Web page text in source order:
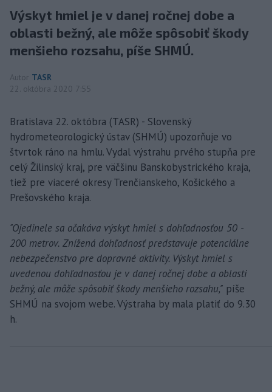
Výskyt hmiel je v danej ročnej dobe a
oblasti bežný, ale môže spôsobiť škody
menšieho rozsahu, píše SHMÚ.
Autor TASR
22. októbra 2020 7:55
Bratislava 22. októbra (TASR) - Slovenský
hydrometeorologický ústav (SHMÚ) upozorňuje vo
štvrtok ráno na hmlu. Vydal výstrahu prvého stupňa pre
celý Žilinský kraj, pre väčšinu Banskobystrického kraja,
tiež pre viaceré okresy Trenčianskeho, Košického a
Prešovského kraja.
"Ojedinele sa očakáva výskyt hmiel s dohľadnosťou 50 -
200 metrov. Znížená dohľadnosť predstavuje potenciálne
nebezpečenstvo pre dopravné aktivity. Výskyt hmiel s
uvedenou dohľadnosťou je v danej ročnej dobe a oblasti
bežný, ale môže spôsobiť škody menšieho rozsahu," píše
SHMÚ na svojom webe. Výstraha by mala platiť do 9.30
h.